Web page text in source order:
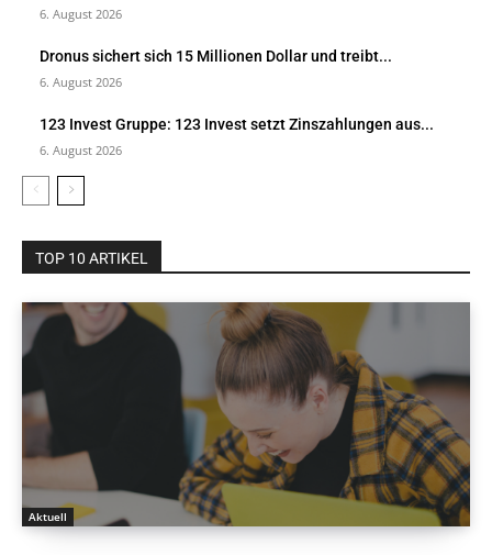
6. August 2026
Dronus sichert sich 15 Millionen Dollar und treibt...
6. August 2026
123 Invest Gruppe: 123 Invest setzt Zinszahlungen aus...
6. August 2026
TOP 10 ARTIKEL
Aktuell